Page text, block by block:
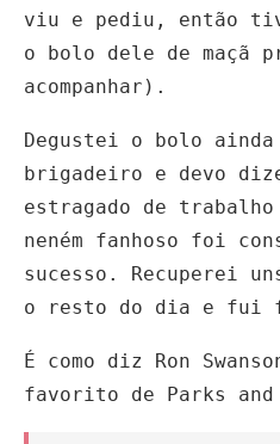
viu e pediu, então
o bolo dele de maçã
acompanhar).
Degustei o bolo ainda
brigadeiro e devo
estragado de trabalho
neném fanhoso foi
sucesso. Recuperei
o resto do dia e fui
É como diz Ron
favorito de Parks and